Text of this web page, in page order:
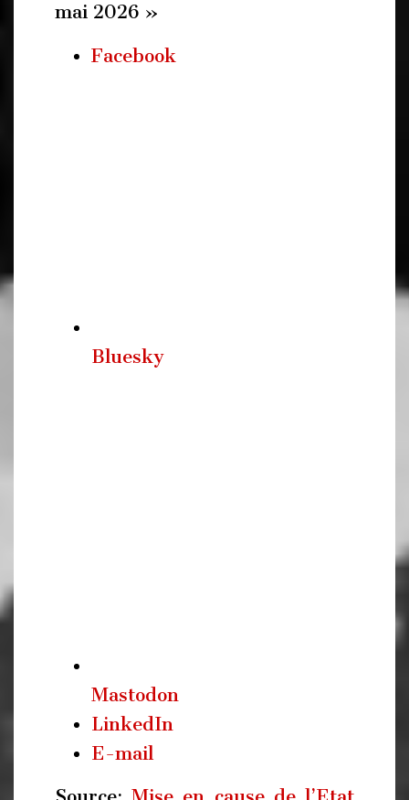
mai 2026 »
Facebook
Bluesky
Mastodon
LinkedIn
E-mail